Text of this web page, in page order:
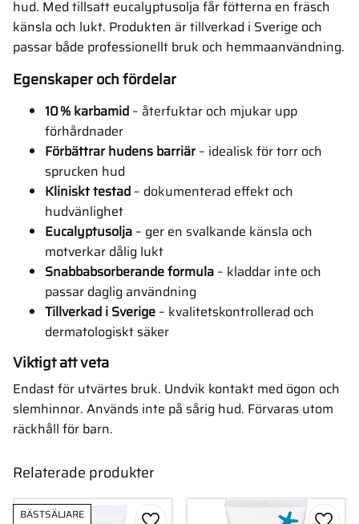
hud. Med tillsatt eucalyptusolja får fötterna en fräsch
känsla och lukt. Produkten är tillverkad i Sverige och
passar både professionellt bruk och hemmaanvändning.
Egenskaper och fördelar
10 % karbamid – återfuktar och mjukar upp
förhårdnader
Förbättrar hudens barriär – idealisk för torr och
sprucken hud
Kliniskt testad – dokumenterad effekt och
hudvänlighet
Eucalyptusolja – ger en svalkande känsla och
motverkar dålig lukt
Snabbabsorberande formula – kladdar inte och
passar daglig användning
Tillverkad i Sverige – kvalitetskontrollerad och
dermatologiskt säker
Viktigt att veta
Endast för utvärtes bruk. Undvik kontakt med ögon och
slemhinnor. Används inte på sårig hud. Förvaras utom
räckhåll för barn.
Relaterade produkter
BÄSTSÄLJARE